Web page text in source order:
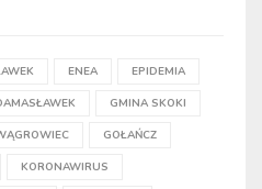
ENEA EPIDEMIA
GMINA SKOKI
GOŁAŃCZ
KORONAWIRUS